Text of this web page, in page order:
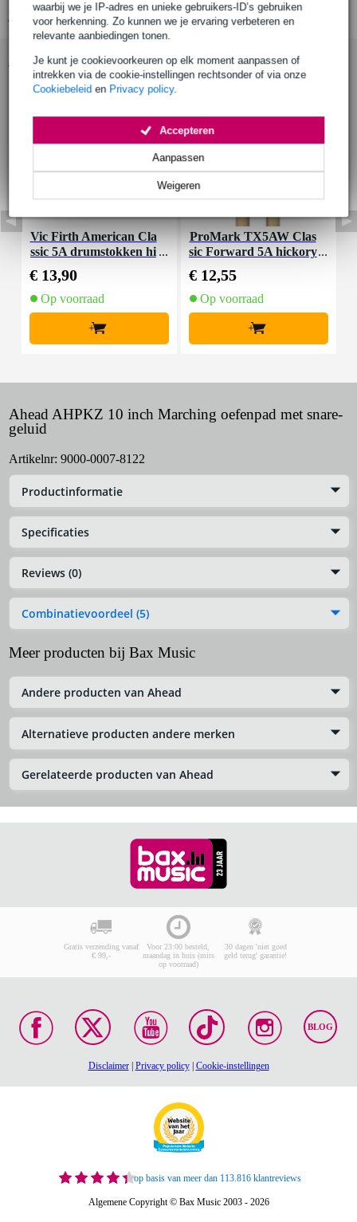
waarbij we je IP-adres en unieke gebruikers-ID’s gebruiken
voor herkenning. Zo kunnen we je ervaring verbeteren en
relevante aanbiedingen tonen.
Je kunt je cookievoorkeuren op elk moment aanpassen of
intrekken via de cookie-instellingen rechtsonder of via onze
Cookiebeleid en Privacy policy.
Weigeren
Aanpassen
Accepteren
Bekijk alle productspecificaties
Accessoires (10)
Vic Firth American Cla
ssic 5A drumstokken hi
€ 13,90
Op voorraad
+
ProMark TX5AW Clas
sic Forward 5A hickory
€ 12,55
Op voorraad
+
Ahead AHPKZ 10 inch Marching oefenpad met snare-
geluid
Artikelnr: 9000-0007-8122
Productinformatie
Specificaties
Reviews (0)
Combinatievoordeel (5)
Meer producten bij Bax Music
Andere producten van Ahead
Alternatieve producten andere merken
Gerelateerde producten van Ahead
Gratis verzending vanaf
€ 99,-
Voor 23:00 besteld,
maandag in huis (mits
op voorraad)
30 dagen 'niet goed
geld terug' garantie!
BLOG
Disclaimer| Privacy policy| Cookie-instellingen
op basis van meer dan 113.816 klantreviews
Algemene Copyright © Bax Music 2003 - 2026